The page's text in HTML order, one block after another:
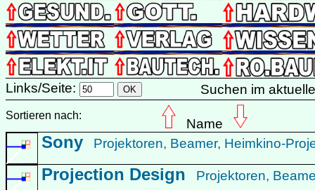
Links/Seite: Suchen im
Sortieren nach:
Name
Sony Projektoren, Beamer, Heimkino-
Projection Design Projektoren,